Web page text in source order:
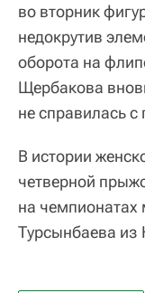
во вторник
недокрутив
оборота на
Щербакова
не справилась
В истории
четверной
на чемпионатах
Турсынбаева из